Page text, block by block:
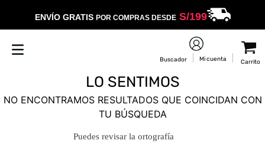
ENVÍO GRATIS POR COMPRAS DESDES/199
LO SENTIMOS
NO ENCONTRAMOS RESULTADOS QUE COINCIDAN CON
TU BÚSQUEDA
Puedes revisar la ortografía